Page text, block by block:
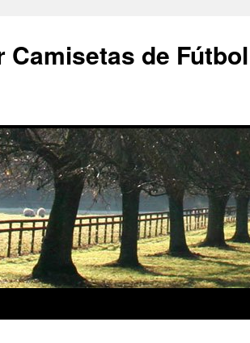
Camisetas de